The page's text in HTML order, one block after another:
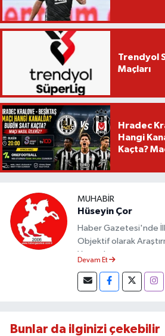
Trendyol
Maçları
Hradec
Hangi
Kaçta?
MUHABIR
Hüseyin Çor
Haber Gazetesi'nde
Objektif olarak
Yapmaktayım.
Devam Et
Bunlar da ilginizi çekebilir